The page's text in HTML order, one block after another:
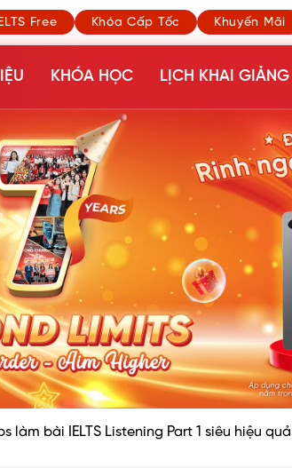
Free Khóa Cấp Tốc Khuyến Mãi
KHÓA HỌC LỊCH KHAI GIẢNG
làm bài IELTS Listening Part 1 siêu hiệu